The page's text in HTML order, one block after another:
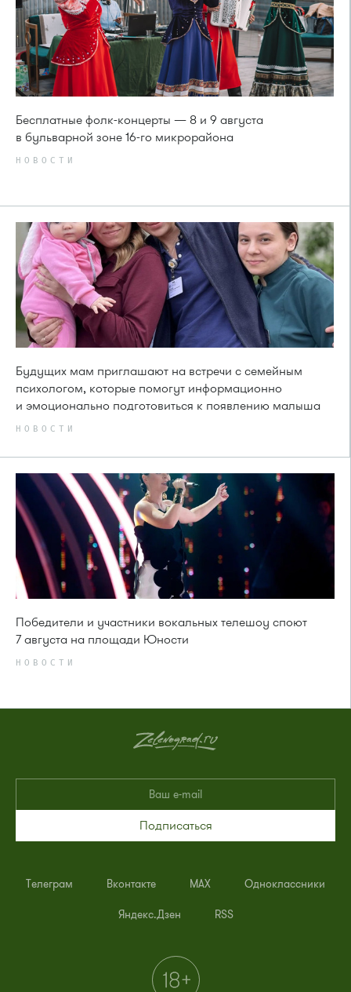
Бесплатные фолк-концерты — 8 и 9 августа
в бульварной зоне 16-го микрорайона
НОВОСТИ
Будущих мам приглашают на встречи с семейным
психологом, которые помогут информационно
и эмоционально подготовиться к появлению малыша
НОВОСТИ
Победители и участники вокальных телешоу споют
7 августа на площади Юности
НОВОСТИ
Подписаться
Телеграм Вконтакте MAX Одноклассники
Яндекс.Дзен RSS